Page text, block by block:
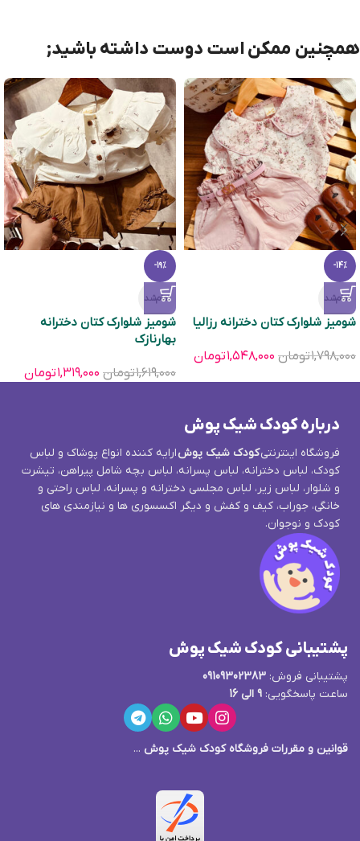
همچنین ممکن است دوست داشته باشید;
-14%
تمام‌شد
شومیز شلوارک کتان دخترانه رزالیا
۱,۷۹۸,۰۰۰تومان ۱,۵۴۸,۰۰۰تومان
-19%
تمام‌شد
شومیز شلوارک کتان دخترانه
بهارنازک
۱,۶۱۹,۰۰۰تومان ۱,۳۱۹,۰۰۰تومان
درباره کودک شیک پوش
فروشگاه اینترنتیکودک شیک پوشارایه کننده انواع پوشاک و لباس
کودک، لباس دخترانه، لباس پسرانه، لباس بچه شامل پیراهن، تیشرت
و شلوار، لباس زیر، لباس مجلسی دخترانه و پسرانه، لباس راحتی و
خانگی، جوراب، کیف و کفش و دیگر اکسسوری ها و نیازمندی های
کودک و نوجوان.
پشتیبانی کودک شیک پوش
پشتیبانی فروش: 09109302383
ساعت پاسخگویی: 9 الی 16
قوانین و مقررات فروشگاه کودک شیک پوش ...